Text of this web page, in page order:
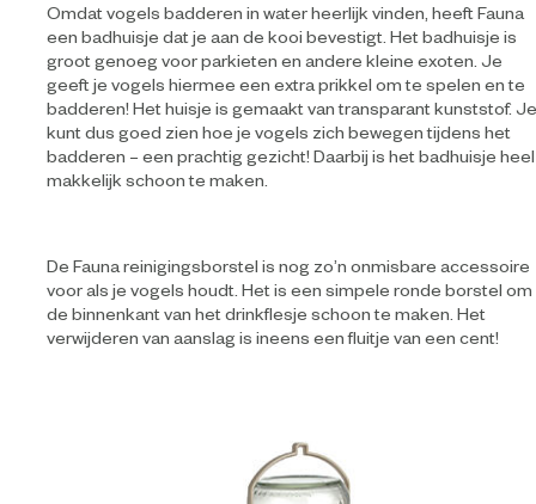
Omdat vogels badderen in water heerlijk vinden, heeft Fauna
een badhuisje dat je aan de kooi bevestigt. Het badhuisje is
groot genoeg voor parkieten en andere kleine exoten. Je
geeft je vogels hiermee een extra prikkel om te spelen en te
badderen! Het huisje is gemaakt van transparant kunststof. Je
kunt dus goed zien hoe je vogels zich bewegen tijdens het
badderen – een prachtig gezicht! Daarbij is het badhuisje heel
makkelijk schoon te maken.
De Fauna reinigingsborstel is nog zo’n onmisbare accessoire
voor als je vogels houdt. Het is een simpele ronde borstel om
de binnenkant van het drinkflesje schoon te maken. Het
verwijderen van aanslag is ineens een fluitje van een cent!